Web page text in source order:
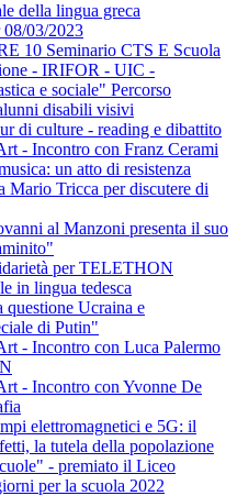
della lingua greca
03/2023
10 Seminario CTS E Scuola
- IRIFOR - UIC -
e sociale" Percorso
disabili visivi
di culture - reading e dibattito
- Incontro con Franz Cerami
un atto di resistenza
Mario Tricca per discutere di
al Manzoni presenta il suo
per TELETHON
in lingua tedesca
Ucraina e
di Putin"
- Incontro con Luca Palermo
- Incontro con Yvonne De
elettromagnetici e 5G: il
la tutela della popolazione
- premiato il Liceo
per la scuola 2022